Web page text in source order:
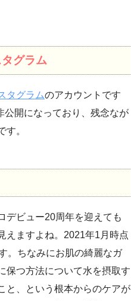
グラム
タグラムのアカウントです
公開になっており、残念なが
す。
デビュー20周年を迎えても
えますよね。2021年1月時点
。ちなみにお肌の綺麗なガ
保つ方法について水を摂取す
と、という根本からのケアが